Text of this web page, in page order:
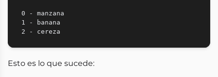
0 - manzana
1 - banana
Esto es lo que sucede: